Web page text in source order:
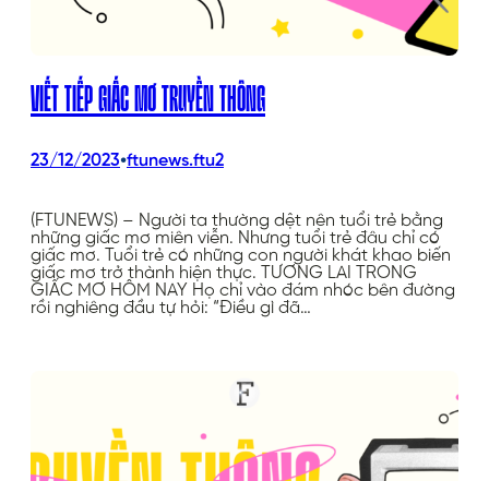
VIẾT TIẾP GIẤC MƠ TRUYỀN THÔNG
23/12/2023•ftunews.ftu2
(FTUNEWS) – Người ta thường dệt nên tuổi trẻ bằng
những giấc mơ miên viễn. Nhưng tuổi trẻ đâu chỉ có
giấc mơ. Tuổi trẻ có những con người khát khao biến
giấc mơ trở thành hiện thực. TƯƠNG LAI TRONG
GIẤC MƠ HÔM NAY Họ chỉ vào đám nhóc bên đường
rồi nghiêng đầu tự hỏi: “Điều gì đã…